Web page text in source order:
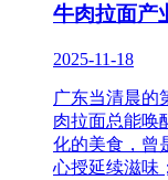
牛肉拉面产
2025-11-18
广东当清晨的
肉拉面总能唤
化的美食，曾
心授延续滋味